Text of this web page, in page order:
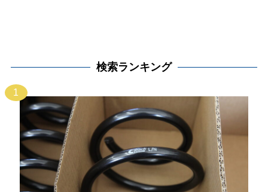
検索ランキング
1